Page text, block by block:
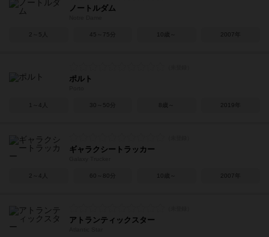
ノートルダム
2～5人 45～75分 10歳～ 2007年
ポルト
1～4人 30～50分 8歳～ 2019年
ギャラクシートラッカー
2～4人 60～80分 10歳～ 2007年
アトランティックスター